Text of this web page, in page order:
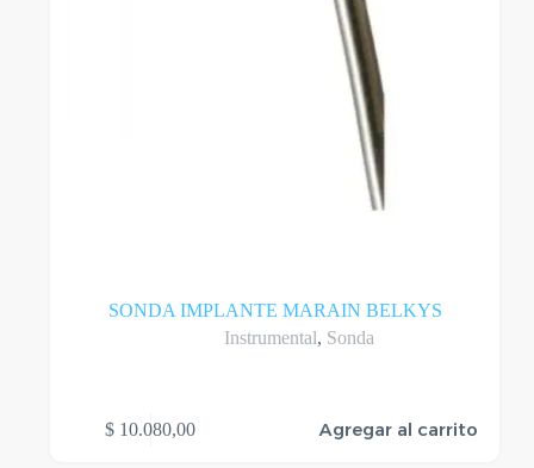
SONDA IMPLANTE MARAIN BELKYS
Instrumental, Sonda
$ 10.080,00 Agregar al carrito